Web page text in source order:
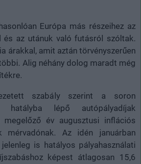
Európa más részeihez az
és az utánuk való futásról szóltak.
árakkal, amit aztán törvényszerűen
Alig néhány dolog maradt még
szabály szerint a soron
hatályba lépő autópályadíjak
megelőző év augusztusi inflációs
mérvadónak. Az idén januárban
is hatályos pályahasználati
képest átlagosan 15,6